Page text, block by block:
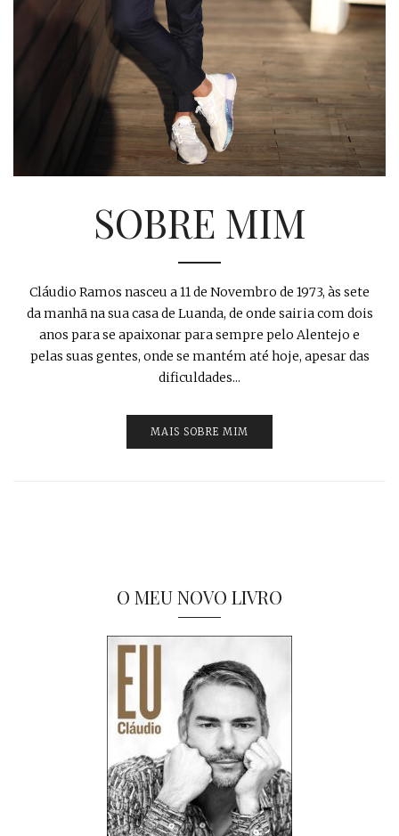
SOBRE MIM
Cláudio Ramos nasceu a 11 de Novembro de 1973, às sete
da manhã na sua casa de Luanda, de onde sairia com dois
anos para se apaixonar para sempre pelo Alentejo e
pelas suas gentes, onde se mantém até hoje, apesar das
dificuldades...
MAIS SOBRE MIM
O MEU NOVO LIVRO